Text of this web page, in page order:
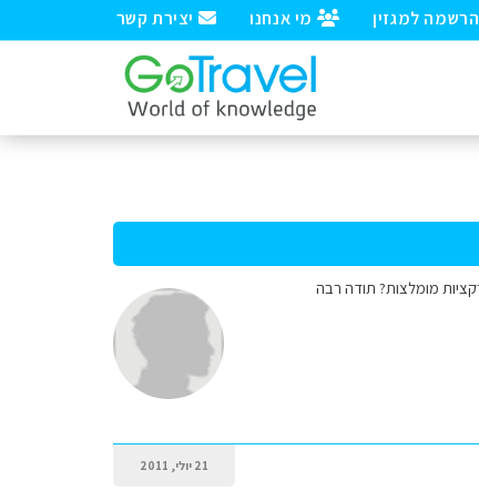
יצירת קשר מי אנחנו הרשמה למגזין
21 יולי, 2011